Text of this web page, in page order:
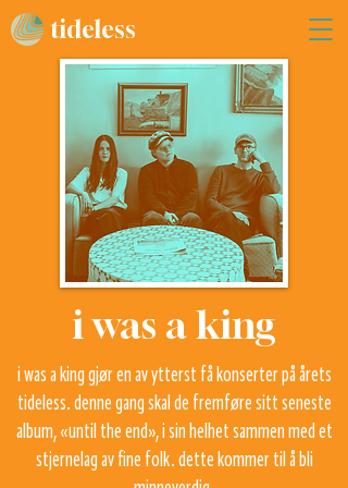
tideless
i was a king
i was a king gjør en av ytterst få konserter på årets
tideless. denne gang skal de fremføre sitt seneste
album, «until the end», i sin helhet sammen med et
stjernelag av fine folk. dette kommer til å bli